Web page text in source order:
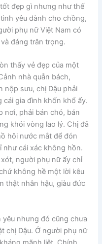
đẹp gì nhưng như thế
yêu dành cho chồng,
phụ nữ Việt Nam có
đáng trân trọng.
thấy vẻ đẹp của một
nhà quẫn bách,
nộp sưu, chị Dậu phải
cái gia đình khốn khổ ấy.
nơi, phải bán chó, bán
khỏi vòng lao lý. Chị đã
hôi nước mắt để đón
như cái xác không hồn.
người phụ nữ ấy chỉ
không hề một lời kêu
thật nhân hậu, giàu đức
yêu nhưng đó cũng chưa
chị Dậu. Ở người phụ nữ